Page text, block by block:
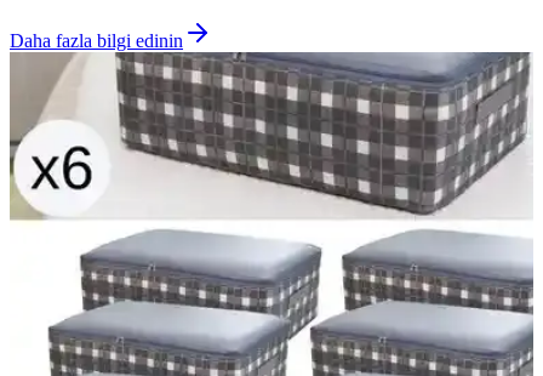
Daha fazla bilgi edinin